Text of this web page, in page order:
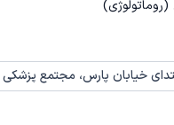
خیابان پارس، مجتمع پزشکی مریم،